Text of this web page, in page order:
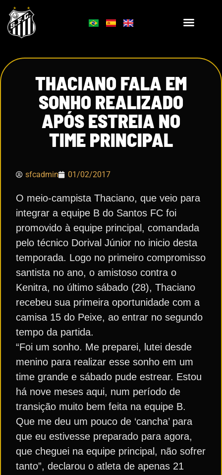
THACIANO FALA EM
SONHO REALIZADO
APÓS ESTREIA NO
TIME PRINCIPAL
sfcadmin 01/02/2017
O meio-campista Thaciano, que veio para
integrar a equipe B do Santos FC foi
promovido à equipe principal, comandada
pelo técnico Dorival Júnior no inicio desta
temporada. Logo no primeiro compromisso
santista no ano, o amistoso contra o
Kenitra, no último sábado (28), Thaciano
recebeu sua primeira oportunidade com a
camisa 15 do Peixe, ao entrar no segundo
tempo da partida.
“Foi um sonho. Me preparei, lutei desde
menino para realizar esse sonho em um
time grande e sábado pude estrear. Estou
há nove meses aqui, num período de
transição muito bem feita na equipe B.
Que me deu um pouco de ‘cancha’ para
que eu estivesse preparado para agora,
que cheguei na equipe principal, não sofrer
tanto”, declarou o atleta de apenas 21